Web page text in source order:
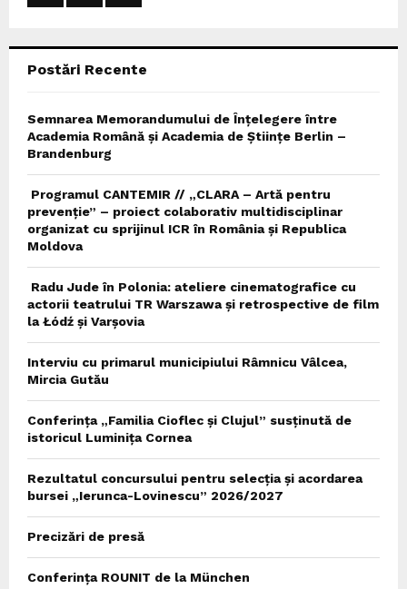
Postări Recente
Semnarea Memorandumului de Înțelegere între
Academia Română și Academia de Științe Berlin –
Brandenburg
Programul CANTEMIR // „CLARA – Artă pentru
prevenție” – proiect colaborativ multidisciplinar
organizat cu sprijinul ICR în România și Republica
Moldova
Radu Jude în Polonia: ateliere cinematografice cu
actorii teatrului TR Warszawa și retrospective de film
la Łódź și Varșovia
Interviu cu primarul municipiului Râmnicu Vâlcea,
Mircia Gutău
Conferința „Familia Cioflec și Clujul” susținută de
istoricul Luminița Cornea
Rezultatul concursului pentru selecția și acordarea
bursei „Ierunca-Lovinescu” 2026/2027
Precizări de presă
Conferința ROUNIT de la München